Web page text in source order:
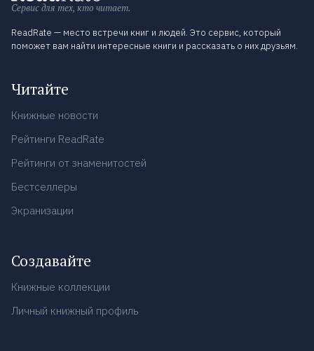
Сервис для тех, кто читает.
ReadRate — место встречи книг и людей. Это сервис, который
поможет вам найти интересные книги и рассказать о них друзьям.
Читайте
Книжные новости
Рейтинги ReadRate
Рейтинги от знаменитостей
Бестселлеры
Экранизации
Создавайте
Книжные коллекции
Личный книжный профиль